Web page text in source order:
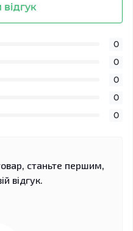
0
0
0
0
0
станьте першим,
відгук.